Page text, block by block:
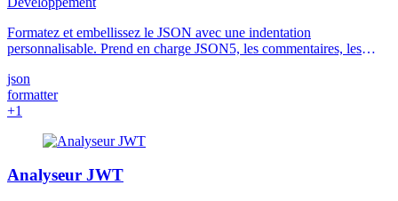
Formatez et embellissez le JSON avec une indentation
personnalisable. Prend en charge JSON5, les commentaires, les
json
formatter
+1
Analyseur JWT